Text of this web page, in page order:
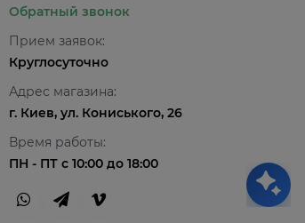
Обратный звонок
Прием заявок:
Круглосуточно
Адрес магазина:
г. Киев, ул. Кониського, 26
Время работы:
ПН - ПТ с 10:00 до 18:00